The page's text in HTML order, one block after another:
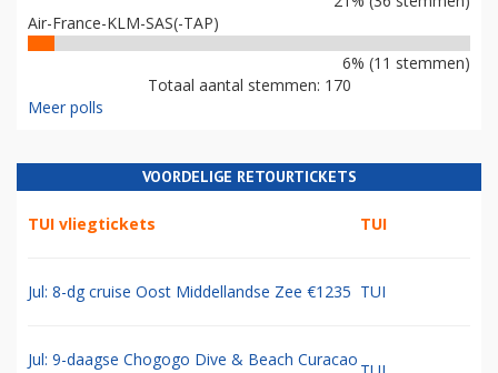
Air-France-KLM-SAS(-TAP)
6% (11 stemmen)
Totaal aantal stemmen: 170
Meer polls
VOORDELIGE RETOURTICKETS
TUI vliegtickets TUI
Jul: 8-dg cruise Oost Middellandse Zee €1235 TUI
Jul: 9-daagse Chogogo Dive & Beach Curacao